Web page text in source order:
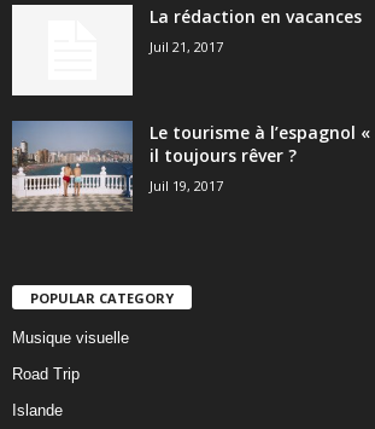
La rédaction en vacances
Juil 21, 2017
Le tourisme à l’espagnol
il toujours rêver ?
Juil 19, 2017
POPULAR CATEGORY
Musique visuelle
Road Trip
Islande